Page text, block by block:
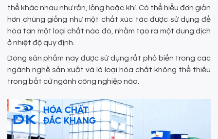
thể khác nhau như rắn, lỏng hoặc khí. Có thể hiểu đơn giản
hơn chúng giống như một chất xúc tác được sử dụng để
hòa tan một loại chất nào đó, nhằm tạo ra một dung dịch
ở nhiệt độ quy định.
Dòng sản phẩm này được sử dụng rất phổ biến trong các
ngành nghề sản xuất và là loại hóa chất không thể thiếu
trong bất cứ ngành công nghiệp nào.